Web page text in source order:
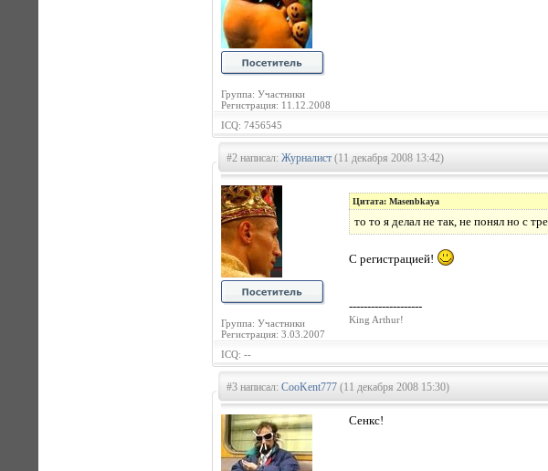
Группа: Участники
Регистрация: 11.12.2008
ICQ: 7456545
#2 написал: Журналист (11 декабря 2008 13:42)
Группа: Участники
Регистрация: 3.03.2007
Цитата: Masenbkaya
то то я делал не так, не понял но с
С регистрацией!
--------------------
King Arthur!
ICQ: --
#3 написал: CooKent777 (11 декабря 2008 15:30)
Сенкс!